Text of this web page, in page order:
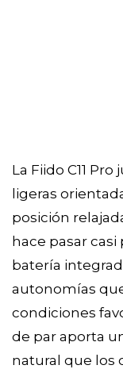
La Fiido C11
ligeras
posición
hace pasar
batería
autonomías
condiciones
de par aporta
natural que los